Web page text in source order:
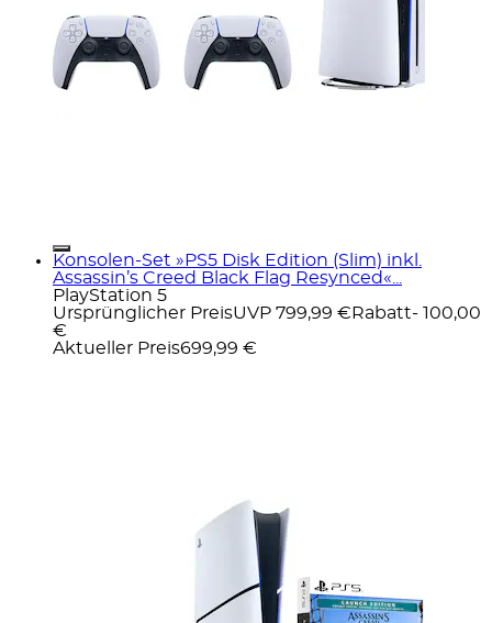
Konsolen-Set »PS5 Disk Edition (Slim) inkl.
Assassin’s Creed Black Flag Resynced«...
PlayStation 5
Ursprünglicher PreisUVP 799,99 € Rabatt- 100,00
€
Aktueller Preis699,99 €